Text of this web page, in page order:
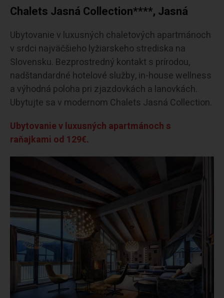
Chalets Jasná Collection****, Jasná
Ubytovanie v luxusných chaletových apartmánoch
v srdci najväčšieho lyžiarskeho strediska na
Slovensku. Bezprostredný kontakt s prírodou,
nadštandardné hotelové služby, in-house wellness
a výhodná poloha pri zjazdovkách a lanovkách.
Ubytujte sa v modernom Chalets Jasná Collection.
Ubytovanie v luxusných apartmánoch s
raňajkami od 129€.